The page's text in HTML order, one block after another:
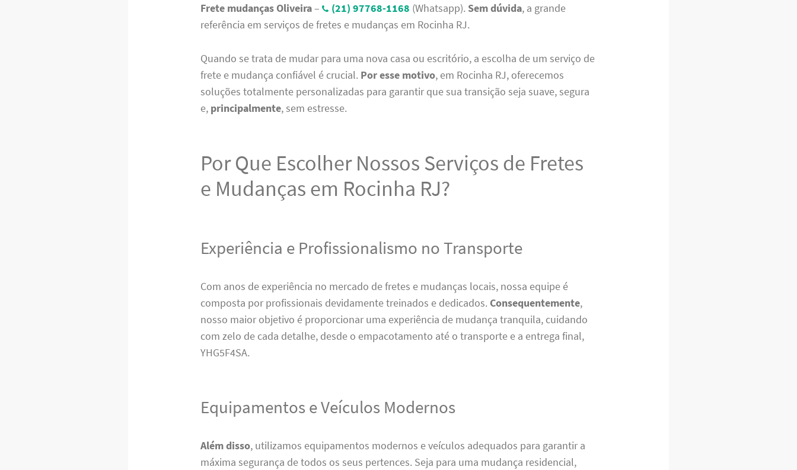
Frete mudanças Oliveira– (21) 97768-1168 (Whatsapp). Sem dúvida, a grande
referência em serviços de fretes e mudanças em Rocinha RJ.
Quando se trata de mudar para uma nova casa ou escritório, a escolha de um serviço de
frete e mudança confiável é crucial. Por esse motivo, em Rocinha RJ, oferecemos
soluções totalmente personalizadas para garantir que sua transição seja suave, segura
e, principalmente, sem estresse.
Por Que Escolher Nossos Serviços de Fretes
e Mudanças em Rocinha RJ?
Experiência e Profissionalismo no Transporte
Com anos de experiência no mercado de fretes e mudanças locais, nossa equipe é
composta por profissionais devidamente treinados e dedicados. Consequentemente,
nosso maior objetivo é proporcionar uma experiência de mudança tranquila, cuidando
com zelo de cada detalhe, desde o empacotamento até o transporte e a entrega final,
YHG5F4SA.
Equipamentos e Veículos Modernos
Além disso, utilizamos equipamentos modernos e veículos adequados para garantir a
máxima segurança de todos os seus pertences. Seja para uma mudança residencial,